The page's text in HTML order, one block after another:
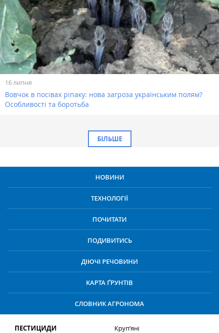
16 липня
Вовчок в посівах ріпаку: нова загроза українським полям?
Особливості та боротьба
БІЛЬШЕ
НОВИНИ
ТЕХНОЛОГІЇ
ПОЧИТАТИ
ПОДИВИТИСЬ
ДІЮЧІ РЕЧОВИНИ
КАРТА ҐРУНТІВ
СЛОВНИК АГРОНОМА
ПЕСТИЦИДИ
Круп’яні